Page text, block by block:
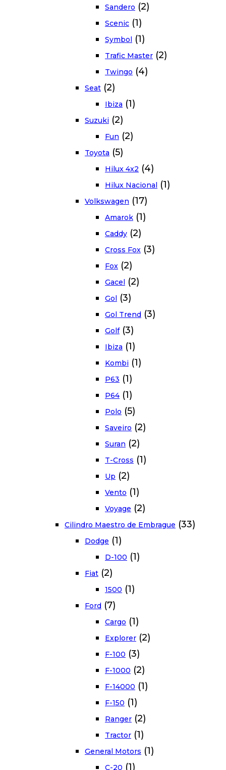
Sandero (2)
Scenic (1)
Symbol (1)
Trafic Master (2)
Twingo (4)
Seat (2)
Ibiza (1)
Suzuki (2)
Fun (2)
Toyota (5)
Hilux 4x2 (4)
Hilux Nacional (1)
Volkswagen (17)
Amarok (1)
Caddy (2)
Cross Fox (3)
Fox (2)
Gacel (2)
Gol (3)
Gol Trend (3)
Golf (3)
Ibiza (1)
Kombi (1)
P63 (1)
P64 (1)
Polo (5)
Saveiro (2)
Suran (2)
T-Cross (1)
Up (2)
Vento (1)
Voyage (2)
Cilindro Maestro de Embrague (33)
Dodge (1)
D-100 (1)
Fiat (2)
1500 (1)
Ford (7)
Cargo (1)
Explorer (2)
F-100 (3)
F-1000 (2)
F-14000 (1)
F-150 (1)
Ranger (2)
Tractor (1)
General Motors (1)
C-20 (1)